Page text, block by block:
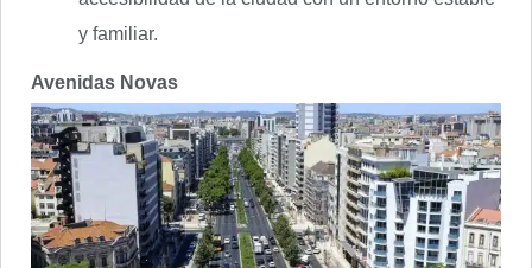
y familiar.
Avenidas Novas